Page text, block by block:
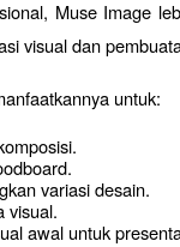
Muse Image
visual dan
untuk:
.
variasi desain.
visual.
awal untuk